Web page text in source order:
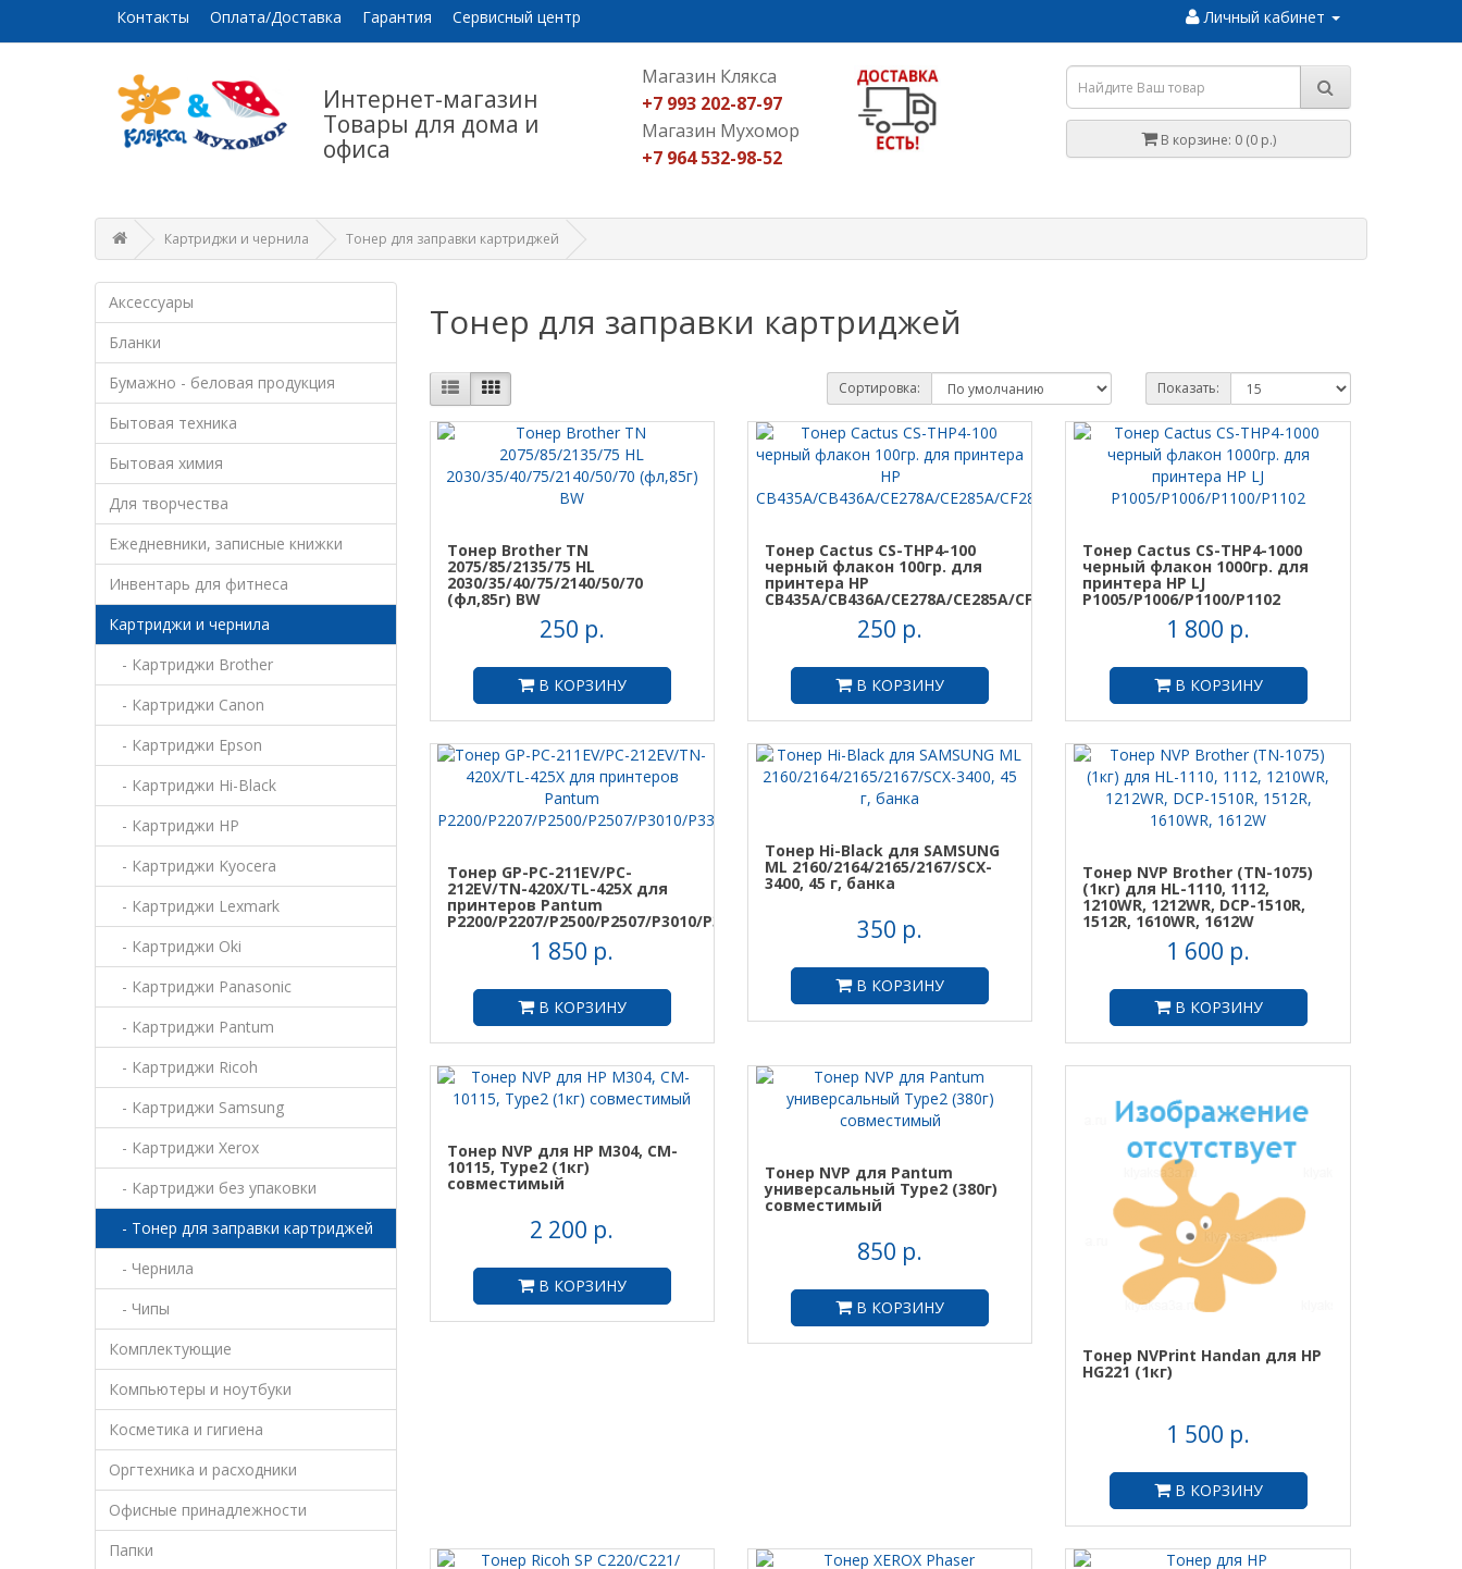
Контакты Оплата/Доставка Гарантия Сервисный центр Личный кабинет
Интернет-магазин
Товары для дома и
офиса
Магазин Клякса
+7 993 202-87-97
Магазин Мухомор
+7 964 532-98-52
В корзине: 0 (0 р.)
Картриджи и чернила Тонер для заправки картриджей
Аксессуары
Бланки
Бумажно - беловая продукция
Бытовая техника
Бытовая химия
Для творчества
Ежедневники, записные книжки
Инвентарь для фитнеса
Картриджи и чернила
- Картриджи Brother
- Картриджи Canon
- Картриджи Epson
- Картриджи Hi-Black
- Картриджи HP
- Картриджи Kyocera
- Картриджи Lexmark
- Картриджи Oki
- Картриджи Panasonic
- Картриджи Pantum
- Картриджи Ricoh
- Картриджи Samsung
- Картриджи Xerox
- Картриджи без упаковки
- Тонер для заправки картриджей
- Чернила
- Чипы
Комплектующие
Компьютеры и ноутбуки
Косметика и гигиена
Оргтехника и расходники
Офисные принадлежности
Папки
Тонер для заправки картриджей
Сортировка: Показать:
Тонер Brother TN
2075/85/2135/75 HL
2030/35/40/75/2140/50/70
(фл,85г) BW
250 р.
В КОРЗИНУ
Тонер Cactus CS-THP4-100
черный флакон 100гр. для
принтера HP
CB435A/CB436A/CE278A/CE285A/CF283A/CF2
250 р.
В КОРЗИНУ
Тонер Cactus CS-THP4-1000
черный флакон 1000гр. для
принтера HP LJ
P1005/P1006/P1100/P1102
1 800 р.
В КОРЗИНУ
Тонер GP-PC-211EV/PC-
212EV/TN-420X/TL-425X для
принтеров Pantum
P2200/P2207/P2500/P2507/P3010/P3300
1 850 р.
В КОРЗИНУ
Тонер Hi-Black для SAMSUNG
ML 2160/2164/2165/2167/SCX-
3400, 45 г, банка
350 р.
В КОРЗИНУ
Тонер NVP Brother (TN-1075)
(1кг) для HL-1110, 1112,
1210WR, 1212WR, DCP-1510R,
1512R, 1610WR, 1612W
1 600 р.
В КОРЗИНУ
Тонер NVP для HP M304, CM-
10115, Type2 (1кг)
совместимый
2 200 р.
В КОРЗИНУ
Тонер NVP для Pantum
универсальный Type2 (380г)
совместимый
850 р.
В КОРЗИНУ
Тонер NVPrint Handan для HP
HG221 (1кг)
1 500 р.
В КОРЗИНУ